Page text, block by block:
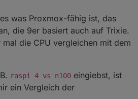
was Proxmox-fähig ist, das
die 9er basiert auch auf Trixie.
die CPU vergleichen mit dem
raspi 4 vs n100 eingiebst, ist
ein Vergleich der